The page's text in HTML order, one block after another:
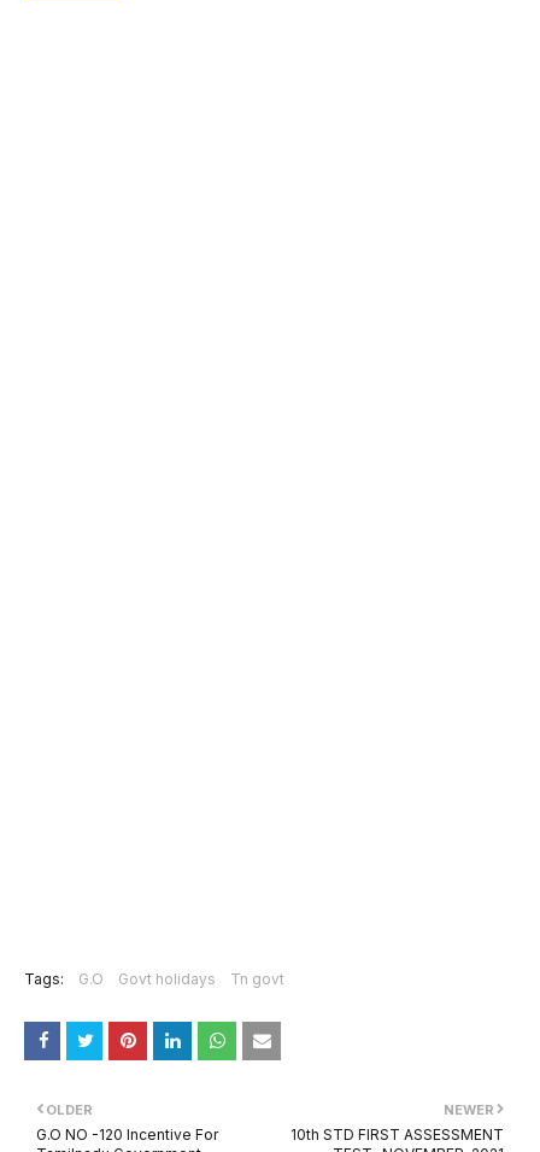
Tags: G.O Govt holidays Tn govt
NEWER
10th STD FIRST ASSESSMENT
OLDER
G.O NO -120 Incentive For